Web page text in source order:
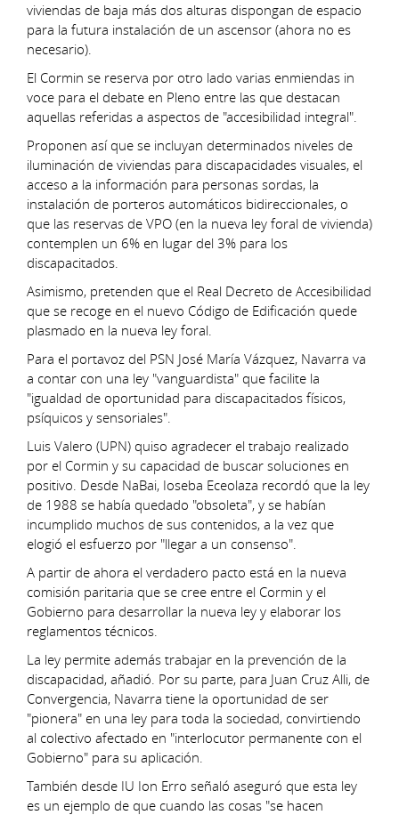
viviendas de baja más dos alturas dispongan de espacio
para la futura instalación de un ascensor (ahora no es
necesario).
El Cormin se reserva por otro lado varias enmiendas in
voce para el debate en Pleno entre las que destacan
aquellas referidas a aspectos de "accesibilidad integral".
Proponen así que se incluyan determinados niveles de
iluminación de viviendas para discapacidades visuales, el
acceso a la información para personas sordas, la
instalación de porteros automáticos bidireccionales, o
que las reservas de VPO (en la nueva ley foral de vivienda)
contemplen un 6% en lugar del 3% para los
discapacitados.
Asimismo, pretenden que el Real Decreto de Accesibilidad
que se recoge en el nuevo Código de Edificación quede
plasmado en la nueva ley foral.
Para el portavoz del PSN José María Vázquez, Navarra va
a contar con una ley "vanguardista" que facilite la
"igualdad de oportunidad para discapacitados físicos,
psíquicos y sensoriales".
Luis Valero (UPN) quiso agradecer el trabajo realizado
por el Cormin y su capacidad de buscar soluciones en
positivo. Desde NaBai, Ioseba Eceolaza recordó que la ley
de 1988 se había quedado "obsoleta", y se habían
incumplido muchos de sus contenidos, a la vez que
elogió el esfuerzo por "llegar a un consenso".
A partir de ahora el verdadero pacto está en la nueva
comisión paritaria que se cree entre el Cormin y el
Gobierno para desarrollar la nueva ley y elaborar los
reglamentos técnicos.
La ley permite además trabajar en la prevención de la
discapacidad, añadió. Por su parte, para Juan Cruz Alli, de
Convergencia, Navarra tiene la oportunidad de ser
"pionera" en una ley para toda la sociedad, convirtiendo
al colectivo afectado en "interlocutor permanente con el
Gobierno" para su aplicación.
También desde IU Ion Erro señaló aseguró que esta ley
es un ejemplo de que cuando las cosas "se hacen